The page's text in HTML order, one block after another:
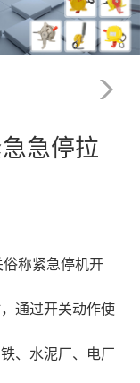
急停拉
称紧急停机开
通过开关动作使
、水泥厂、电厂